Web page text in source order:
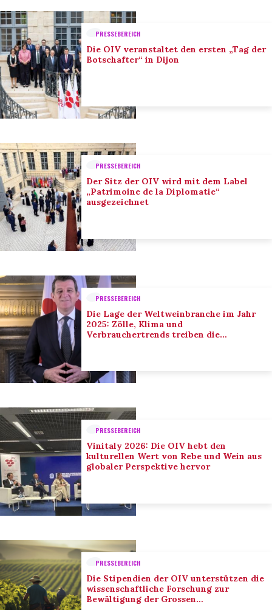
PRESSEBEREICH
Die OIV veranstaltet den ersten „Tag der
Botschafter“ in Dijon
PRESSEBEREICH
Der Sitz der OIV wird mit dem Label
„Patrimoine de la Diplomatie“
ausgezeichnet
PRESSEBEREICH
Die Lage der Weltweinbranche im Jahr
2025: Zölle, Klima und
Verbrauchertrends treiben die
PRESSEBEREICH
Vinitaly 2026: Die OIV hebt den
kulturellen Wert von Rebe und Wein aus
globaler Perspektive hervor
PRESSEBEREICH
Die Stipendien der OIV unterstützen die
wissenschaftliche Forschung zur
Bewältigung der Grossen